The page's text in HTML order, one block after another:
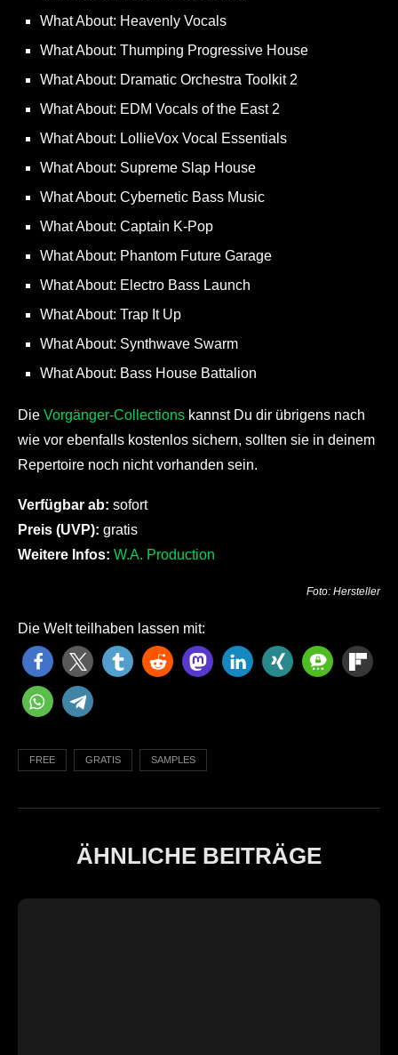
What About: Heavenly Vocals
What About: Thumping Progressive House
What About: Dramatic Orchestra Toolkit 2
What About: EDM Vocals of the East 2
What About: LollieVox Vocal Essentials
What About: Supreme Slap House
What About: Cybernetic Bass Music
What About: Captain K-Pop
What About: Phantom Future Garage
What About: Electro Bass Launch
What About: Trap It Up
What About: Synthwave Swarm
What About: Bass House Battalion
Die Vorgänger-Collections kannst Du dir übrigens nach
wie vor ebenfalls kostenlos sichern, sollten sie in deinem
Repertoire noch nicht vorhanden sein.
Verfügbar ab: sofort
Preis (UVP): gratis
Weitere Infos: W.A. Production
Foto: Hersteller
Die Welt teilhaben lassen mit:
FREE GRATIS SAMPLES
ÄHNLICHE BEITRÄGE